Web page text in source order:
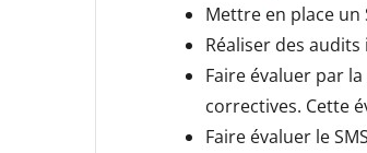
Mettre en place un
Réaliser des
Faire évaluer par
correctives. Cette
Faire évaluer le